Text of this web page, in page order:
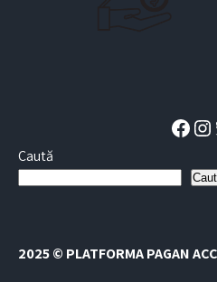
Caută
2025 © PLATFORMA PAGAN